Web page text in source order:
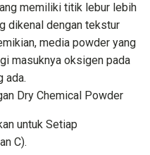
memiliki titik lebur lebih
dikenal dengan tekstur
media powder yang
masuknya oksigen pada
ada.
Dry Chemical Powder
untuk Setiap
C).